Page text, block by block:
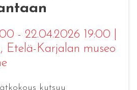
- 22.04.2026 19:00
, Etelä-Karjalan museo
kutsuu